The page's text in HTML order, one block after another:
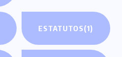
ESTATUTOS(1)